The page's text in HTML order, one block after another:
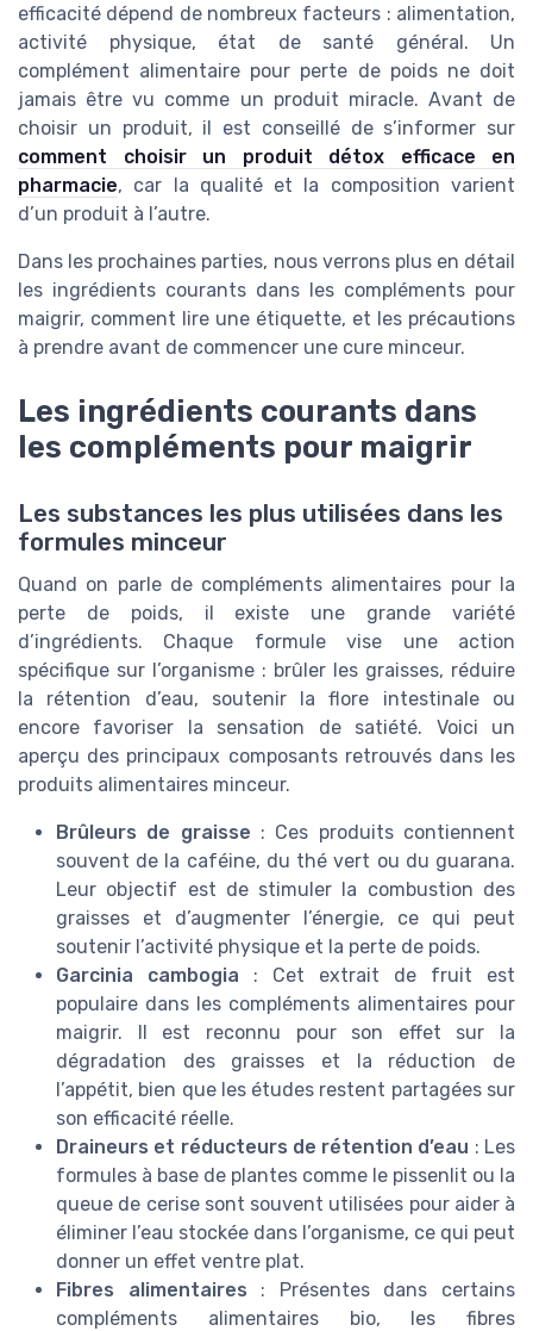
efficacité dépend de nombreux facteurs : alimentation,
activité physique, état de santé général. Un
complément alimentaire pour perte de poids ne doit
jamais être vu comme un produit miracle. Avant de
choisir un produit, il est conseillé de s’informer sur
comment choisir un produit détox efficace en
pharmacie, car la qualité et la composition varient
d’un produit à l’autre.
Dans les prochaines parties, nous verrons plus en détail
les ingrédients courants dans les compléments pour
maigrir, comment lire une étiquette, et les précautions
à prendre avant de commencer une cure minceur.
Les ingrédients courants dans
les compléments pour maigrir
Les substances les plus utilisées dans les
formules minceur
Quand on parle de compléments alimentaires pour la
perte de poids, il existe une grande variété
d’ingrédients. Chaque formule vise une action
spécifique sur l’organisme : brûler les graisses, réduire
la rétention d’eau, soutenir la flore intestinale ou
encore favoriser la sensation de satiété. Voici un
aperçu des principaux composants retrouvés dans les
produits alimentaires minceur.
Brûleurs de graisse : Ces produits contiennent
souvent de la caféine, du thé vert ou du guarana.
Leur objectif est de stimuler la combustion des
graisses et d’augmenter l’énergie, ce qui peut
soutenir l’activité physique et la perte de poids.
Garcinia cambogia : Cet extrait de fruit est
populaire dans les compléments alimentaires pour
maigrir. Il est reconnu pour son effet sur la
dégradation des graisses et la réduction de
l’appétit, bien que les études restent partagées sur
son efficacité réelle.
Draineurs et réducteurs de rétention d’eau : Les
formules à base de plantes comme le pissenlit ou la
queue de cerise sont souvent utilisées pour aider à
éliminer l’eau stockée dans l’organisme, ce qui peut
donner un effet ventre plat.
Fibres alimentaires : Présentes dans certains
compléments alimentaires bio, les fibres